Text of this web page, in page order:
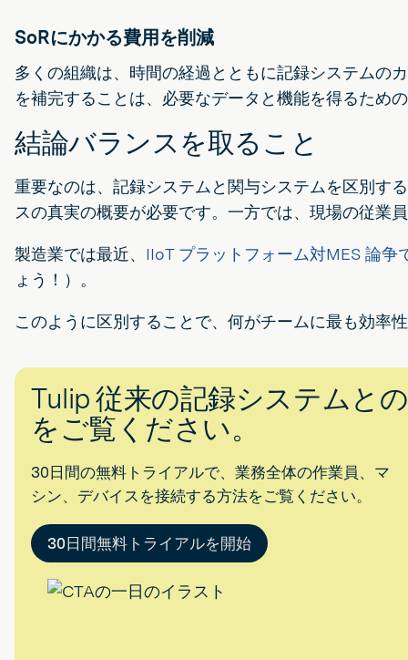
SoRにかかる費用を削減
多くの組織は、時間の経過とともに記録システムの
を補完することは、必要なデータと機能を得るため
結論バランスを取ること
重要なのは、記録システムと関与システムを区別す
スの真実の概要が必要です。一方では、現場の従業
製造業では最近、 IIoT プラットフォーム対MES 論争
ょう！）。
このように区別することで、何がチームに最も効率
Tulip 従来の記録システムと
をご覧ください。
30日間の無料トライアルで、業務全体の作業員、マ
シン、デバイスを接続する方法をご覧ください。
30日間無料トライアルを開始